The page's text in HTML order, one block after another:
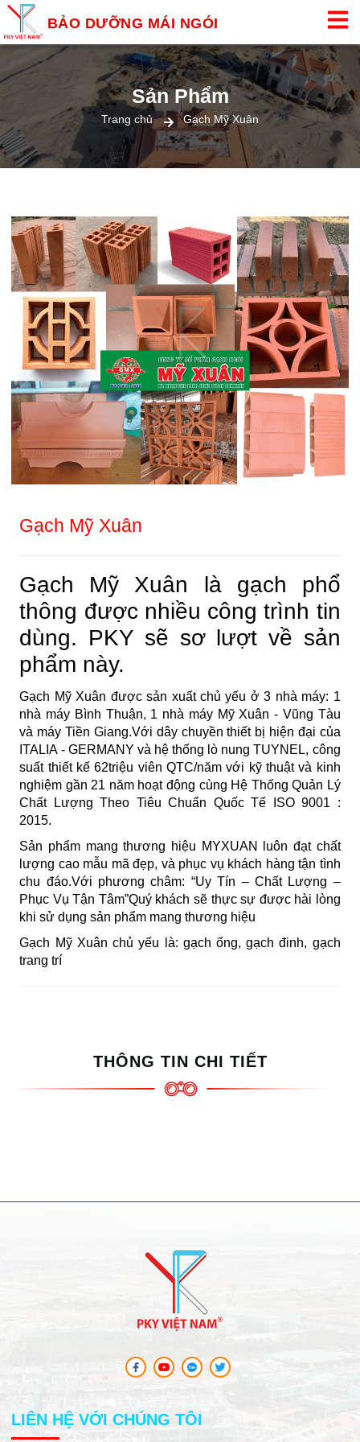
BẢO DƯỠNG MÁI NGÓI
Sản Phẩm
Trang chủ Gạch Mỹ Xuân
Gạch Mỹ Xuân
Gạch Mỹ Xuân là gạch phổ
thông được nhiều công trình tin
dùng. PKY sẽ sơ lượt về sản
phẩm này.
Gạch Mỹ Xuân được sản xuất chủ yếu ở 3 nhà máy: 1
nhà máy Bình Thuận, 1 nhà máy Mỹ Xuân - Vũng Tàu
và máy Tiền Giang.Với dây chuyền thiết bị hiện đại của
ITALIA - GERMANY và hệ thống lò nung TUYNEL, công
suất thiết kế 62triệu viên QTC/năm với kỹ thuật và kinh
nghiệm gần 21 năm hoạt động cùng Hệ Thống Quản Lý
Chất Lượng Theo Tiêu Chuẩn Quốc Tế ISO 9001 :
2015.
Sản phẩm mang thương hiệu MYXUAN luôn đạt chất
lượng cao mẫu mã đẹp, và phục vụ khách hàng tận tình
chu đáo.Với phương châm: “Uy Tín – Chất Lượng –
Phục Vụ Tận Tâm”Quý khách sẽ thực sự được hài lòng
khi sử dụng sản phẩm mang thương hiệu
Gạch Mỹ Xuân chủ yếu là: gạch ống, gạch đinh, gạch
trang trí
THÔNG TIN CHI TIẾT
LIÊN HỆ VỚI CHÚNG TÔI